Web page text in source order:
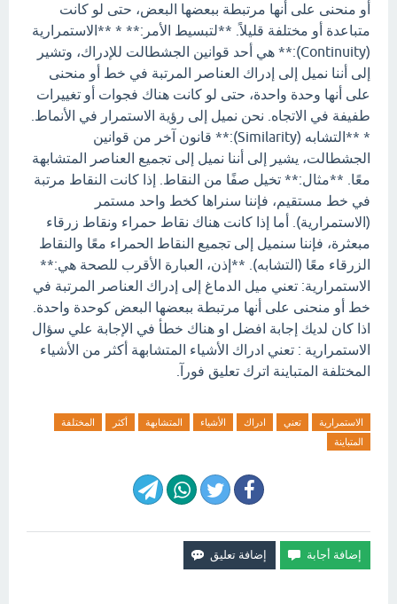
أو منحنى على أنها مرتبطة ببعضها البعض، حتى لو كانت
متباعدة أو مختلفة قليلاً. **لتبسيط الأمر:** * **الاستمرارية
(Continuity):** هي أحد قوانين الجشطالت للإدراك، وتشير
إلى أننا نميل إلى إدراك العناصر المرتبة في خط أو منحنى
على أنها وحدة واحدة، حتى لو كانت هناك فجوات أو تغييرات
طفيفة في الاتجاه. نحن نميل إلى رؤية الاستمرار في الأنماط.
* **التشابه (Similarity):** قانون آخر من قوانين
الجشطالت، يشير إلى أننا نميل إلى تجميع العناصر المتشابهة
معًا. **مثال:** تخيل صفًا من النقاط. إذا كانت النقاط مرتبة
في خط مستقيم، فإننا سنراها كخط واحد مستمر
(الاستمرارية). أما إذا كانت هناك نقاط حمراء ونقاط زرقاء
مبعثرة، فإننا سنميل إلى تجميع النقاط الحمراء معًا والنقاط
الزرقاء معًا (التشابه). **إذن، العبارة الأقرب للصحة هي:**
الاستمرارية: تعني ميل الدماغ إلى إدراك العناصر المرتبة في
خط أو منحنى على أنها مرتبطة ببعضها البعض كوحدة واحدة.
اذا كان لديك إجابة افضل او هناك خطأ في الإجابة علي سؤال
الاستمرارية : تعني ادراك الأشياء المتشابهة أكثر من الأشياء
المختلفة المتباينة اترك تعليق فورآ.
الاستمرارية تعني ادراك الأشياء المتشابهة أكثر
المختلفة
المتباينة